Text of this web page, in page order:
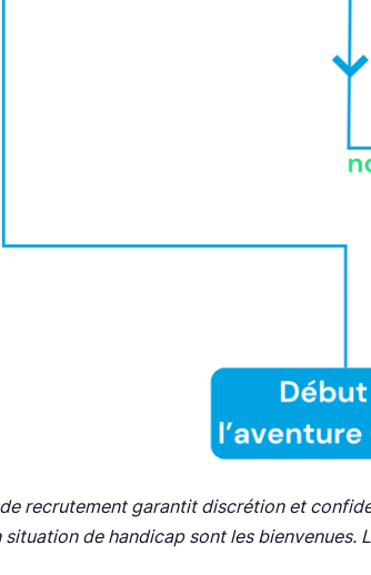
recrutement garantit discrétion et
situation de handicap sont les